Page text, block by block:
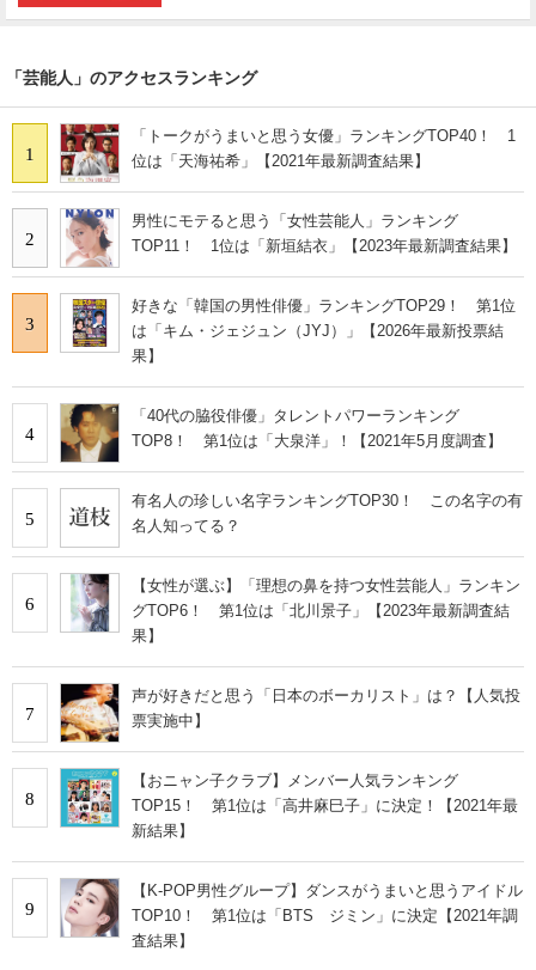
「芸能人」のアクセスランキング
1
「トークがうまいと思う女優」ランキングTOP40！ 1
位は「天海祐希」【2021年最新調査結果】
2
男性にモテると思う「女性芸能人」ランキング
TOP11！ 1位は「新垣結衣」【2023年最新調査結果】
3
好きな「韓国の男性俳優」ランキングTOP29！ 第1位
は「キム・ジェジュン（JYJ）」【2026年最新投票結
果】
4
「40代の脇役俳優」タレントパワーランキング
TOP8！ 第1位は「大泉洋」！【2021年5月度調査】
5
有名人の珍しい名字ランキングTOP30！ この名字の有
名人知ってる？
6
【女性が選ぶ】「理想の鼻を持つ女性芸能人」ランキン
グTOP6！ 第1位は「北川景子」【2023年最新調査結
果】
7
声が好きだと思う「日本のボーカリスト」は？【人気投
票実施中】
8
【おニャン子クラブ】メンバー人気ランキング
TOP15！ 第1位は「高井麻巳子」に決定！【2021年最
新結果】
9
【K-POP男性グループ】ダンスがうまいと思うアイドル
TOP10！ 第1位は「BTS ジミン」に決定【2021年調
査結果】